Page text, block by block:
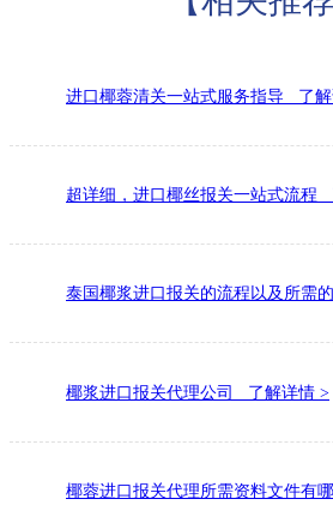
进口椰蓉清关一站式服务指导 了
超详细，进口椰丝报关一站式流程
泰国椰浆进口报关的流程以及所需
椰浆进口报关代理公司 了解详情 >
椰蓉进口报关代理所需资料文件有